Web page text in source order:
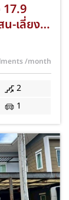
17.9
น-เลี่ยง
ได้เลย
/month
2
1